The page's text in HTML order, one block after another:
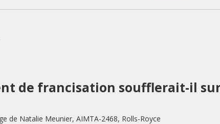
de francisation soufflerait-il
de Natalie Meunier, AIMTA-2468, Rolls-Royce